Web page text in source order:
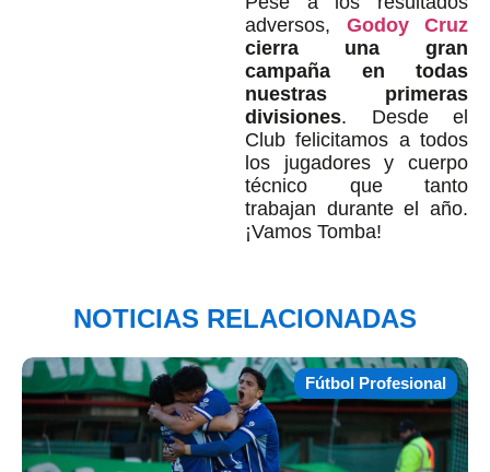
adversos, Godoy Cruz
cierra una gran
campaña en todas
nuestras primeras
divisiones. Desde el
Club felicitamos a todos
los jugadores y cuerpo
técnico que tanto
trabajan durante el año.
¡Vamos Tomba!
NOTICIAS RELACIONADAS
Fútbol Profesional